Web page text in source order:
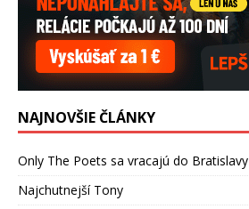
NAJNOVŠIE ČLÁNKY
Only The Poets sa vracajú do Bratislavy
Najchutnejší Tony